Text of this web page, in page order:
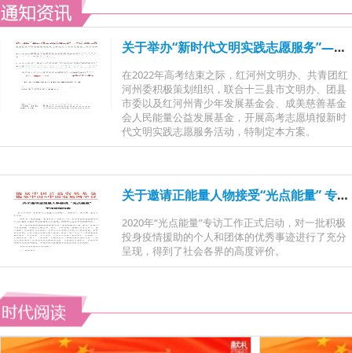
关于举办“新时代文明实践志愿服务”——红河州2022年高考志愿填报公益指导讲座的工作方案
在2022年高考结束之际，红河州文明办、共青团红
河州委积极策划组织，联合十三县市文明办、团县
市委以及红河州青少年发展基金会、成美慈善基金
会人民能量公益发展基金，开展高考志愿填报新时
代文明实践志愿服务活动，特制定本方案。
关于邀请正能量人物接受“光点能量” 专访活动的函
2020年“光点能量”专访工作正式启动，对一批积极
投身疫情援助的个人和团体的优秀事迹进行了充分
呈现，得到了社会各界的高度评价。